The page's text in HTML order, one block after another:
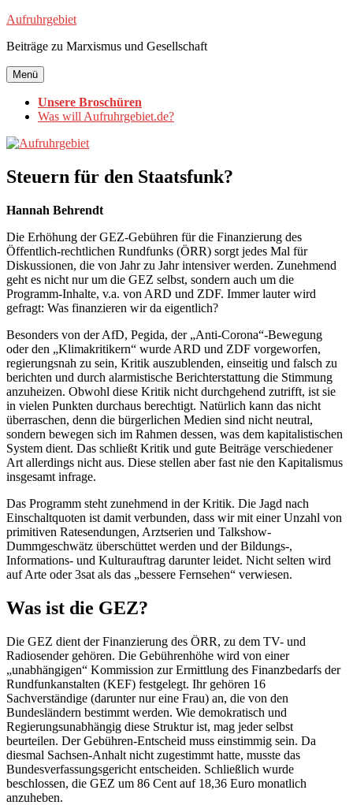
Zum
springen
Aufruhrgebiet
Beiträge zu Marxismus und Gesellschaft
Menü
Unsere Broschüren
Was will Aufruhrgebiet.de?
Steuern für den Staatsfunk?
Hannah Behrendt
Die Erhöhung der GEZ-Gebühren für die Finanzierung des
Öffentlich-rechtlichen Rundfunks (ÖRR) sorgt jedes Mal für
Diskussionen, die von Jahr zu Jahr intensiver werden. Zunehmend
geht es nicht nur um die GEZ selbst, sondern auch um die
Programm-Inhalte, v.a. von ARD und ZDF. Immer lauter wird
gefragt: Was finanzieren wir da eigentlich?
Besonders von der AfD, Pegida, der „Anti-Corona“-Bewegung
oder den „Klimakritikern“ wurde ARD und ZDF vorgeworfen,
regierungsnah zu sein, Kritik auszublenden, einseitig und falsch zu
berichten und durch alarmistische Berichterstattung die Stimmung
anzuheizen. Obwohl diese Kritik nicht durchgehend zutrifft, ist sie
in vielen Punkten durchaus berechtigt. Natürlich kann das nicht
überraschen, denn die bürgerlichen Medien sind nicht neutral,
sondern bewegen sich im Rahmen dessen, was dem kapitalistischen
System dient. Das schließt Kritik und gute Beiträge verschiedener
Art allerdings nicht aus. Diese stellen aber fast nie den Kapitalismus
insgesamt infrage.
Das Programm steht zunehmend in der Kritik. Die Jagd nach
Einschaltquoten ist damit verbunden, dass wir mit einer Unzahl von
primitiven Ratesendungen, Arztserien und Talkshow-
Dummgeschwätz überschüttet werden und der Bildungs-,
Informations- und Kulturauftrag darunter leidet. Nicht selten wird
auf Arte oder 3sat als das „bessere Fernsehen“ verwiesen.
Was ist die GEZ?
Die GEZ dient der Finanzierung des ÖRR, zu dem TV- und
Radiosender gehören. Die Gebührenhöhe wird von einer
„unabhängigen“ Kommission zur Ermittlung des Finanzbedarfs der
Rundfunkanstalten (KEF) festgelegt. Ihr gehören 16
Sachverständige (darunter nur eine Frau) an, die von den
Bundesländern bestimmt werden. Wie demokratisch und
Regierungsunabhängig diese Struktur ist, mag jeder selbst
beurteilen. Der Gebühren-Entscheid muss einstimmig sein. Da
diesmal Sachsen-Anhalt nicht zugestimmt hatte, musste das
Bundesverfassungsgericht entscheiden. Schließlich wurde
beschlossen, die GEZ um 86 Cent auf 18,36 Euro monatlich
anzuheben.